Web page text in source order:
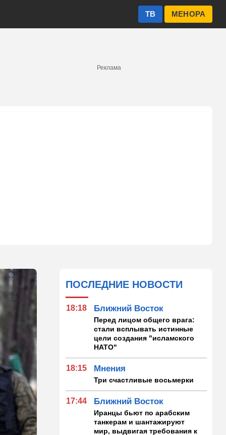
МЕНОРА
ТВ
Реклама
ПОСЛЕДНИЕ НОВОСТИ
18:18 Ближний Восток
Перед лицом общего врага:
стали всплывать истинные
цели создания "исламского
НАТО"
18:15 Мнения
Три счастливые восьмерки
17:44 Ближний Восток
Иранцы бьют по арабским
танкерам и шантажируют
мир, выдвигая требования к